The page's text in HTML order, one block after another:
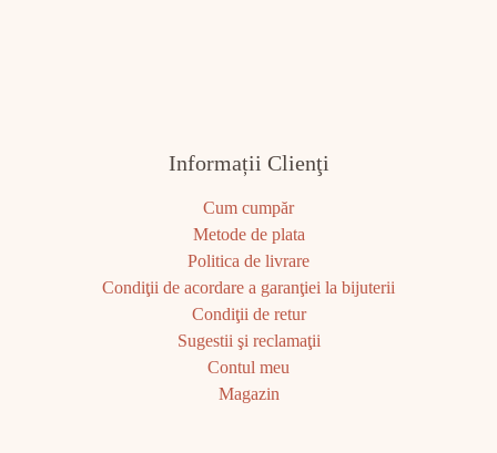
Informații Clienţi
Cum cumpăr
Metode de plata
Politica de livrare
Condiţii de acordare a garanţiei la bijuterii
Condiţii de retur
Sugestii şi reclamaţii
Contul meu
Magazin